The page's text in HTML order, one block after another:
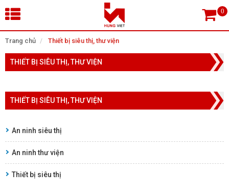
Trang chủ Thiết bị siêu thị, thư viện
THIẾT BỊ SIÊU THỊ, THƯ VIỆN
THIẾT BỊ SIÊU THỊ, THƯ VIỆN
An ninh siêu thị
An ninh thư viện
Thiết bị siêu thị
×
Tìm theo danh mục
TRANG CHỦ
THIẾT BỊ SIÊU THỊ, THƯ VIỆN